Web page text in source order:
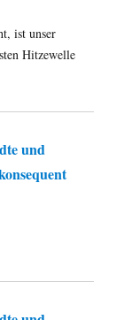
ist unser
Hitzewelle
und